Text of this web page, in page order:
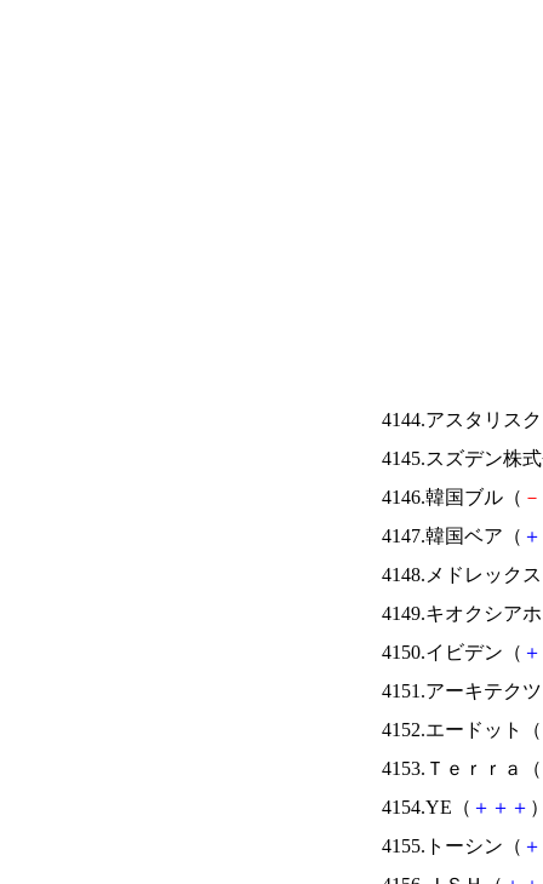
4144.アスタリス
4145.スズデン株
4146.韓国ブル（ －
4147.韓国ベア（ ＋
4148.メドレック
4149.キオクシア
4150.イビデン（ ＋
4151.アーキテク
4152.エードット（
4153.Ｔｅｒｒａ（
4154.YE（ ＋ ＋ ＋
4155.トーシン（ ＋